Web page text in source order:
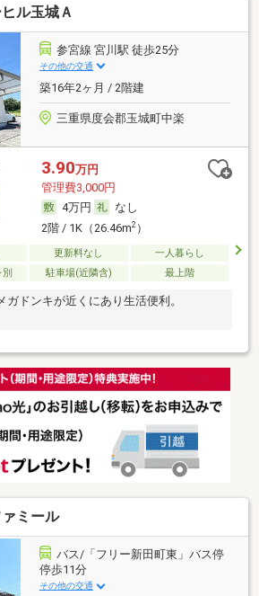
ル玉城Ａ
参宮線 宮川駅 徒歩25分
その他の交通
築16年2ヶ月 / 2階建
三重県度会郡玉城町中楽
3.90万円
管理費3,000円
4万円
なし
2階 / 1K（26.46m2）
更新料なし
一人暮らし
駐車場(近隣含) 最上階
ガドンキが近くにあり生活便利。
ミール
バス/「フリー新田町東」バス停
停歩11分
その他の交通